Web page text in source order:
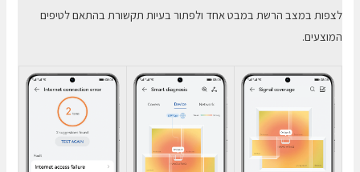
לצפות במצב הרשת במבט אחד ולפתור בעיות תקשורת בהתאם לטיפים
המוצעים.